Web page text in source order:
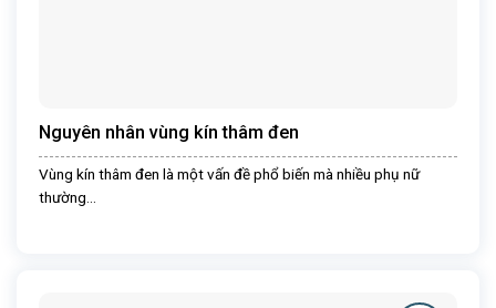
Nguyên nhân vùng kín thâm đen
Vùng kín thâm đen là một vấn đề phổ biến mà nhiều phụ nữ
thường...